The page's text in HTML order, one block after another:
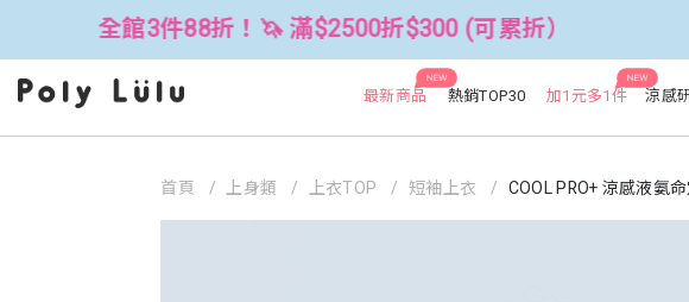
折！🦄 滿$2500折$300 (可累折） 全館3件88折
NEW
最新商品 熱銷TOP30
NEW
加1元多1件 涼感
首頁 上身類 上衣TOP 短袖上衣 COOL PRO+ 涼感液氨